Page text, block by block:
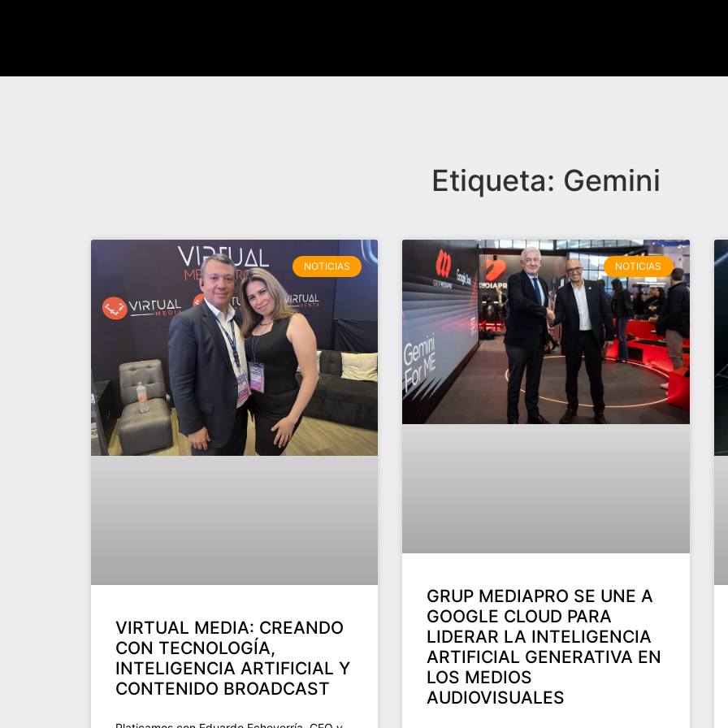
Etiqueta: Gemini
NOTICIAS
VIRTUAL MEDIA: CREANDO
CON TECNOLOGÍA,
INTELIGENCIA ARTIFICIAL Y
CONTENIDO BROADCAST
NOTICIAS
GRUP MEDIAPRO SE UNE A
GOOGLE CLOUD PARA
LIDERAR LA INTELIGENCIA
ARTIFICIAL GENERATIVA EN
LOS MEDIOS
AUDIOVISUALES